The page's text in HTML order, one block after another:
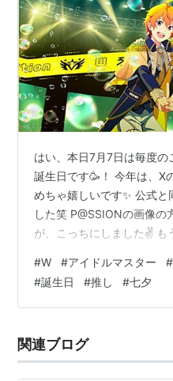
はい、本日7月7日は毎度
誕生日です🥳！ 今年は、X
めちゃ嬉しいです✨ 公式
した笑 P@SSIONの画像の
が、こっちにしました✌️ も
な悠介もクールな享介も、
推し続けさせてね🙏😉 本当
介！享介！ ファンの人が
si=3lHdLQp_TDRMWVtP
っ…
#W #アイドルマスター #
#誕生日 #推し #七夕
関連ブログ